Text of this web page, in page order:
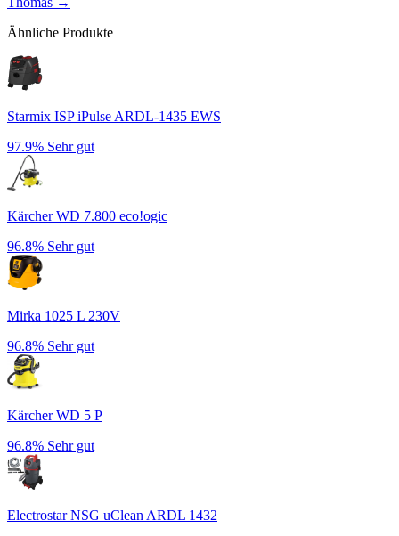
Ähnliche Produkte
Starmix ISP iPulse ARDL-1435 EWS
97.9% Sehr gut
Kärcher WD 7.800 eco!ogic
96.8% Sehr gut
Mirka 1025 L 230V
96.8% Sehr gut
Kärcher WD 5 P
96.8% Sehr gut
Electrostar NSG uClean ARDL 1432